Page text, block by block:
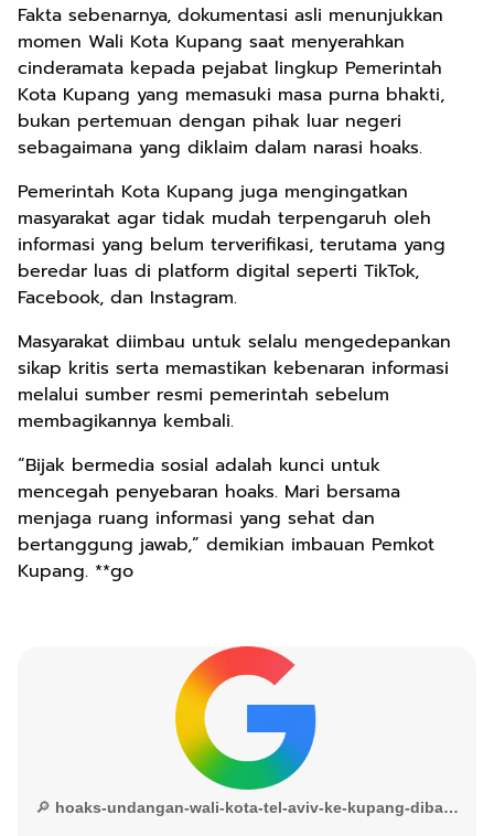
Fakta sebenarnya, dokumentasi asli menunjukkan
momen Wali Kota Kupang saat menyerahkan
cinderamata kepada pejabat lingkup Pemerintah
Kota Kupang yang memasuki masa purna bhakti,
bukan pertemuan dengan pihak luar negeri
sebagaimana yang diklaim dalam narasi hoaks.
Pemerintah Kota Kupang juga mengingatkan
masyarakat agar tidak mudah terpengaruh oleh
informasi yang belum terverifikasi, terutama yang
beredar luas di platform digital seperti TikTok,
Facebook, dan Instagram.
Masyarakat diimbau untuk selalu mengedepankan
sikap kritis serta memastikan kebenaran informasi
melalui sumber resmi pemerintah sebelum
membagikannya kembali.
“Bijak bermedia sosial adalah kunci untuk
mencegah penyebaran hoaks. Mari bersama
menjaga ruang informasi yang sehat dan
bertanggung jawab,” demikian imbauan Pemkot
Kupang. **go